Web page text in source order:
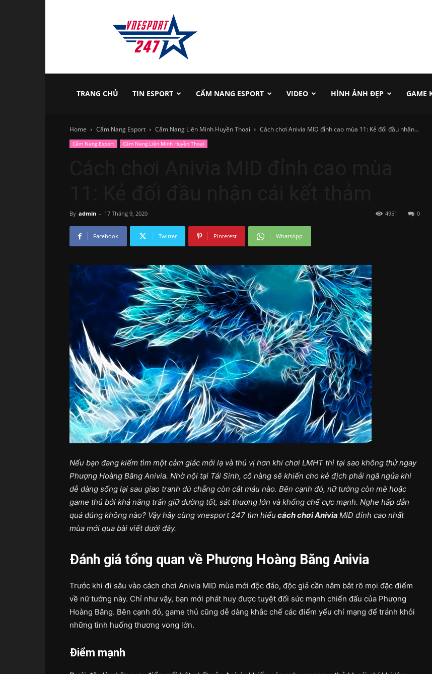
vnesport247
TRANG CHỦ TIN ESPORT CẨM NANG ESPORT VIDEO HÌNH ẢNH ĐẸP GAME
Home Cẩm Nang Esport Cẩm Nang Liên Minh Huyền Thoại Cách chơi Anivia MID đỉnh cao mùa 11: Kẻ đối đầu nhận...
Cẩm Nang Esport Cẩm Nang Liên Minh Huyền Thoại
By admin - 17 Tháng 9, 2020 0
4951
Facebook Twitter Pinterest WhatsApp
Nếu bạn đang kiếm tìm một cảm giác mới lạ và thú vị hơn khi chơi LMHT thì tại sao không thử ngay
Phượng Hoàng Băng Anivia. Nhờ nội tại Tái Sinh, cô nàng sẽ khiến cho kẻ địch phải ngã ngửa khi
dễ dàng sống lại sau giao tranh dù chẳng còn cắt máu nào. Bên cạnh đó, nữ tướng còn mê hoặc
game thủ bởi khả năng trấn giữ đường tốt, sát thương lớn và khống chế cực mạnh. Nghe hấp dẫn
quá đúng không nào? Vậy hãy cùng vnesport 247 tìm hiểucách chơi Anivia MID đỉnh cao nhất
mùa mới qua bài viết dưới đây.
Đánh giá tổng quan về Phượng Hoàng Băng Anivia
Trước khi đi sâu vào cách chơi Anivia MID mùa mới độc đáo, độc giả cần nắm bắt rõ mọi đặc điểm
về nữ tướng này. Chỉ như vậy, bạn mới phát huy được tuyệt đối sức mạnh chiến đấu của Phượng
Hoàng Băng. Bên cạnh đó, game thủ cũng dễ dàng khắc chế các điểm yếu chí mạng để tránh khỏi
những tình huống thương vong lớn.
Điểm mạnh